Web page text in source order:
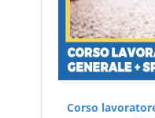
Corso lavoratore